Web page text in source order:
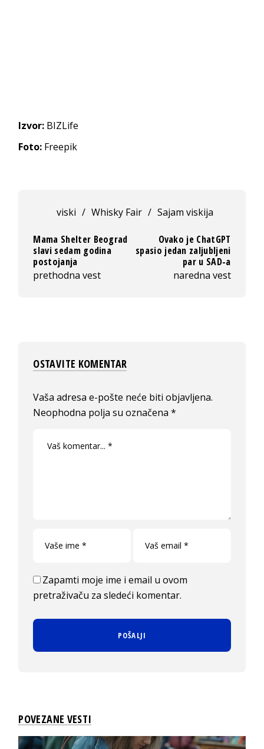
Izvor: BIZLife
Foto: Freepik
viski / Whisky Fair / Sajam viskija
Mama Shelter Beograd
slavi sedam godina
postojanja
prethodna vest
Ovako je ChatGPT
spasio jedan zaljubljeni
par u SAD-a
naredna vest
OSTAVITE KOMENTAR
Vaša adresa e-pošte neće biti objavljena.
Neophodna polja su označena*
Zapamti moje ime i email u ovom
pretraživaču za sledeći komentar.
POVEZANE VESTI